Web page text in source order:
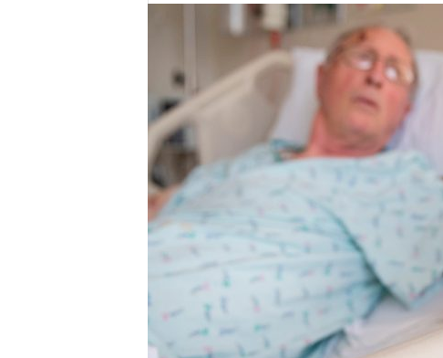
N
R
I
C
R
U
C